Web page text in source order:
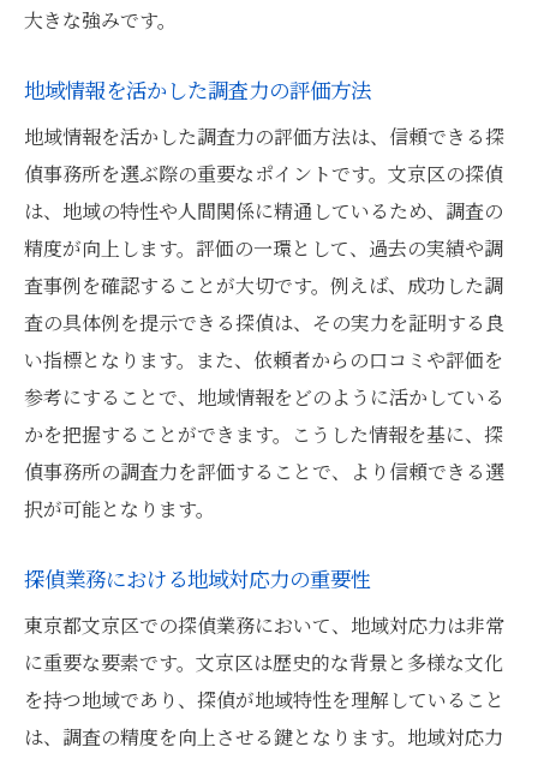
大きな強みです。
地域情報を活かした調査力の評価方法
地域情報を活かした調査力の評価方法は、信頼できる探
偵事務所を選ぶ際の重要なポイントです。文京区の探偵
は、地域の特性や人間関係に精通しているため、調査の
精度が向上します。評価の一環として、過去の実績や調
査事例を確認することが大切です。例えば、成功した調
査の具体例を提示できる探偵は、その実力を証明する良
い指標となります。また、依頼者からの口コミや評価を
参考にすることで、地域情報をどのように活かしている
かを把握することができます。こうした情報を基に、探
偵事務所の調査力を評価することで、より信頼できる選
択が可能となります。
探偵業務における地域対応力の重要性
東京都文京区での探偵業務において、地域対応力は非常
に重要な要素です。文京区は歴史的な背景と多様な文化
を持つ地域であり、探偵が地域特性を理解していること
は、調査の精度を向上させる鍵となります。地域対応力